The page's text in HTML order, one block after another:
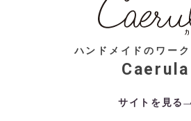
ハンドメイドのワー
Caerula
サイトを見る